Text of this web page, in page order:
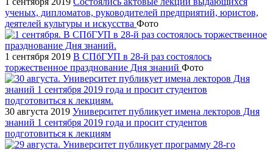
ученых, дипломатов, руководителей предприятий, юристов,
деятелей культуры и искусства Фото
1 сентября 2019 В СПбГУП в 28-й раз состоялось
торжественное празднование Дня знаний Фото
30 августа 2019 Университет публикует имена лекторов Дня
знаний 1 сентября 2019 года и просит студентов
подготовиться к лекциям